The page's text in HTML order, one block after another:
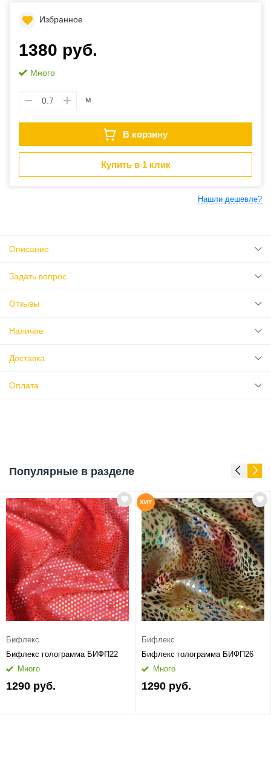
Избранное
1380 руб.
Много
м
В корзину
Купить в 1 клик
Нашли дешевле?
Описание
Задать вопрос
Отзывы
Наличие
Доставка
Оплата
Популярные в разделе
Бифлекс
Бифлекс голограмма БИФП22
Много
1290 руб.
ХИТ
Бифлекс
Бифлекс голограмма БИФП26
Много
1290 руб.